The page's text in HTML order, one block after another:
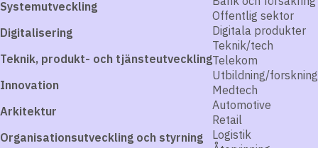
Systemutveckling
Digitalisering
Teknik, produkt- och tjänsteutveckling
Innovation
Arkitektur
Organisationsutveckling och styrning
Offentlig sektor
Digitala produkter
Teknik/tech
Telekom
Utbildning/forskning
Medtech
Automotive
Retail
Logistik